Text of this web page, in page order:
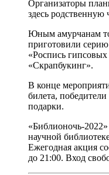
Организаторы
здесь родственную
Юным амурчанам
приготовили серию
«Роспись
«Скрапбукинг».
В конце
билета,
подарки.
«Библионочь-
научной
Ежегодная акция
до 21:00. Вход